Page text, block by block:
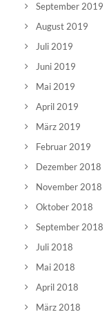
September 2019
August 2019
Juli 2019
Juni 2019
Mai 2019
April 2019
März 2019
Februar 2019
Dezember 2018
November 2018
Oktober 2018
September 2018
Juli 2018
Mai 2018
April 2018
März 2018